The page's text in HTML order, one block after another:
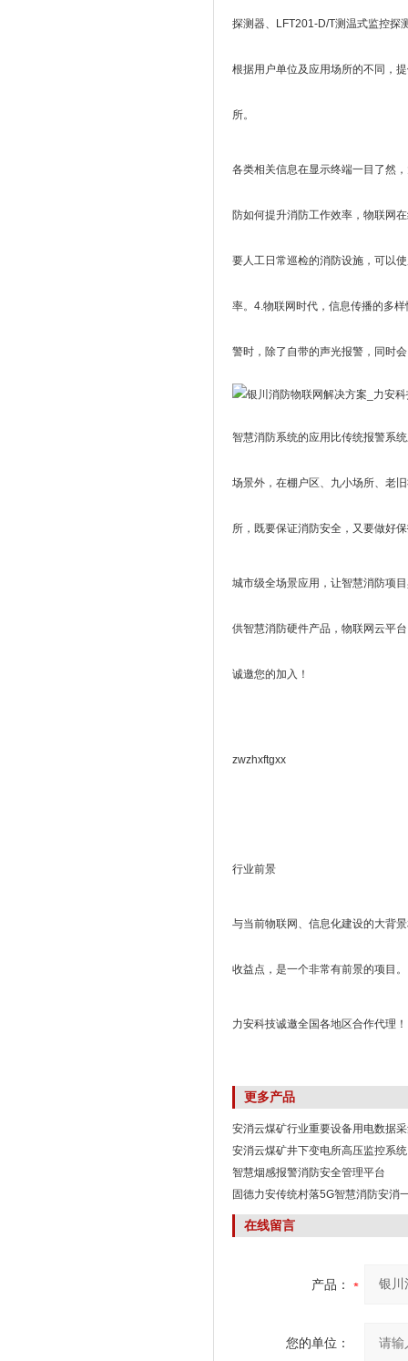
探测器、LFT201-D/T测温式监控探
根据用户单位及应用场所的不同，
所。
各类相关信息在显示终端一目了然
防如何提升消防工作效率，物联网
要人工日常巡检的消防设施，可以
率。4.物联网时代，信息传播的多
警时，除了自带的声光报警，同时
智慧消防系统的应用比传统报警系
场景外，在棚户区、九小场所、老
所，既要保证消防安全，又要做好
城市级全场景应用，让智慧消防项
供智慧消防硬件产品，物联网云平
诚邀您的加入！
zwzhxftgxx
行业前景
与当前物联网、信息化建设的大背
收益点，是一个非常有前景的项目。
力安科技诚邀全国各地区合作代理！
更多产品
安消云煤矿行业重要设备用电数据
安消云煤矿井下变电所高压监控系统
智慧烟感报警消防安全管理平台
固德力安传统村落5G智慧消防安消
在线留言
产品：
您的单位：